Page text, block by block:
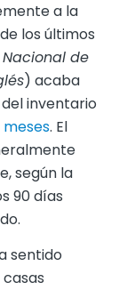
a la
los últimos
de
) acaba
inventario
. El
según la
90 días
sentido